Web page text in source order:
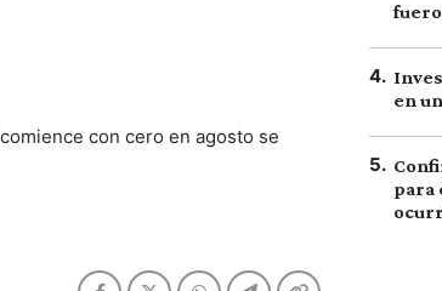
con cero en agosto se
4.
en
5.
para